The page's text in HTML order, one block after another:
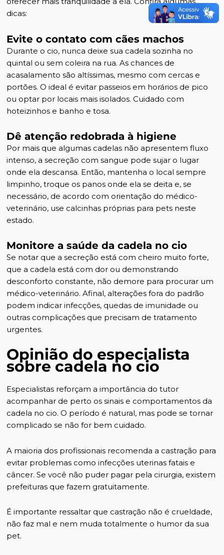
dicas:
Evite o contato com cães machos
Durante o cio, nunca deixe sua cadela sozinha no
quintal ou sem coleira na rua. As chances de
acasalamento são altíssimas, mesmo com cercas e
portões. O ideal é evitar passeios em horários de pico
ou optar por locais mais isolados. Cuidado com
hoteizinhos e banho e tosa.
Dê atenção redobrada à higiene
Por mais que algumas cadelas não apresentem fluxo
intenso, a secreção com sangue pode sujar o lugar
onde ela descansa. Então, mantenha o local sempre
limpinho, troque os panos onde ela se deita e, se
necessário, de acordo com orientação do médico-
veterinário, use calcinhas próprias para pets neste
estado.
Monitore a saúde da cadela no cio
Se notar que a secreção está com cheiro muito forte,
que a cadela está com dor ou demonstrando
desconforto constante, não demore para procurar um
médico-veterinário. Afinal, alterações fora do padrão
podem indicar infecções, quedas de imunidade ou
outras complicações que precisam de tratamento
urgentes.
Opinião do especialista
sobre cadela no cio
Especialistas reforçam a importância do tutor
acompanhar de perto os sinais e comportamentos da
cadela no cio. O período é natural, mas pode se tornar
complicado se não for bem cuidado.
A maioria dos profissionais recomenda a castração para
evitar problemas como infecções uterinas fatais e
câncer. Se você não puder pagar pela cirurgia, existem
prefeituras que fazem gratuitamente.
É importante ressaltar que castração não é crueldade,
não faz mal e nem muda totalmente o humor da sua
pet.